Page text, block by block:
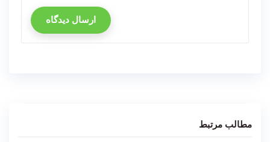
ارسال دیدگاه
مطالب مرتبط